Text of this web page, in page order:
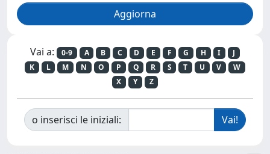
Vai a: 0-9 A B C D E F G H I
J
K
L M N O P Q R S T U V
W
X
Y Z
o inserisci le iniziali: